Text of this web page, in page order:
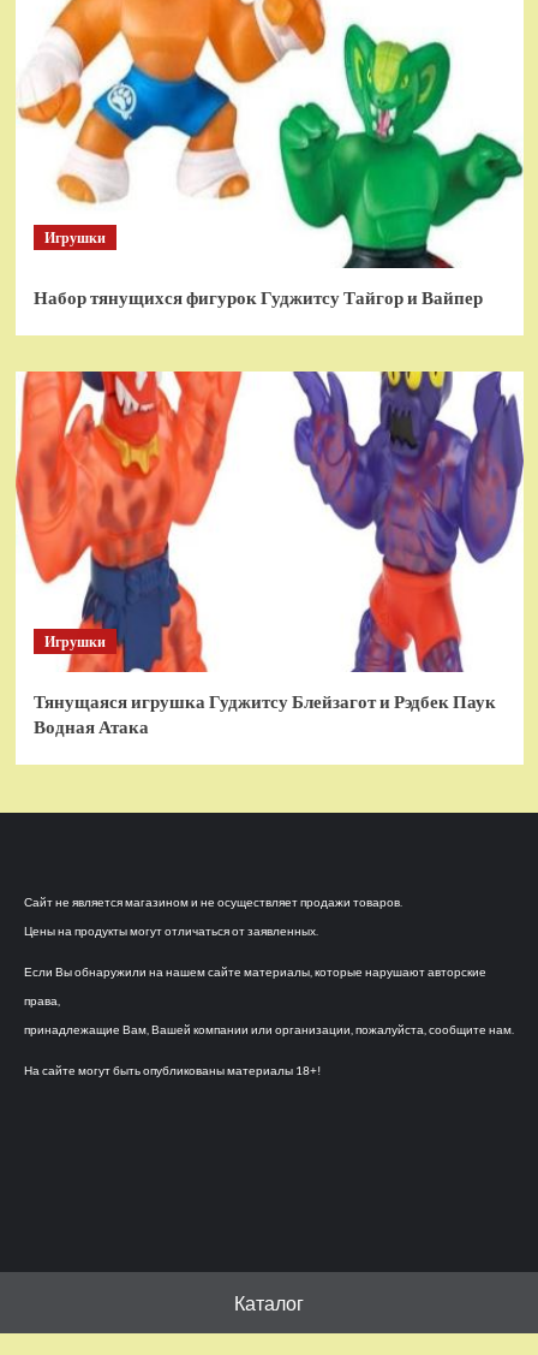
Игрушки
Набор тянущихся фигурок Гуджитсу Тайгор и Вайпер
Игрушки
Тянущаяся игрушка Гуджитсу Блейзагот и Рэдбек Паук
Водная Атака
Сайт не является магазином и не осуществляет продажи товаров.
Цены на продукты могут отличаться от заявленных.
Если Вы обнаружили на нашем сайте материалы, которые нарушают авторские
права,
принадлежащие Вам, Вашей компании или организации, пожалуйста, сообщите нам.
На сайте могут быть опубликованы материалы 18+!
Каталог